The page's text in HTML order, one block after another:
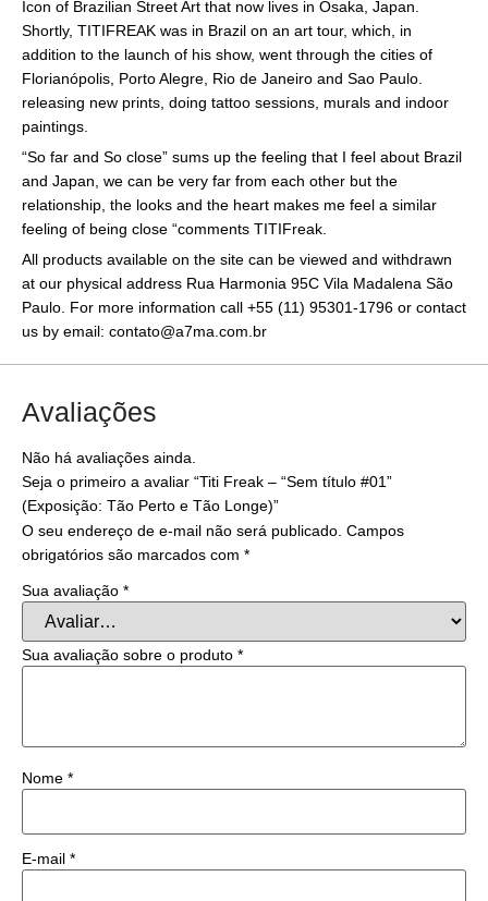
Icon of Brazilian Street Art that now lives in Osaka, Japan.
Shortly, TITIFREAK was in Brazil on an art tour, which, in
addition to the launch of his show, went through the cities of
Florianópolis, Porto Alegre, Rio de Janeiro and Sao Paulo.
releasing new prints, doing tattoo sessions, murals and indoor
paintings.
“So far and So close” sums up the feeling that I feel about Brazil
and Japan, we can be very far from each other but the
relationship, the looks and the heart makes me feel a similar
feeling of being close “comments TITIFreak.
All products available on the site can be viewed and withdrawn
at our physical address Rua Harmonia 95C Vila Madalena São
Paulo. For more information call +55 (11) 95301-1796 or contact
us by email: contato@a7ma.com.br
Avaliações
Não há avaliações ainda.
Seja o primeiro a avaliar “Titi Freak – “Sem título #01”
(Exposição: Tão Perto e Tão Longe)”
O seu endereço de e-mail não será publicado. Campos
obrigatórios são marcados com *
Sua avaliação *
Sua avaliação sobre o produto *
Nome *
E-mail *